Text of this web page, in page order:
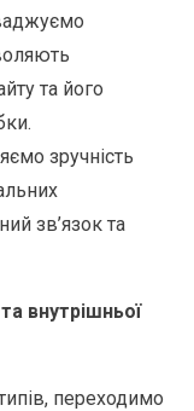
та його
зручність
зв’язок та
внутрішньої
переходимо